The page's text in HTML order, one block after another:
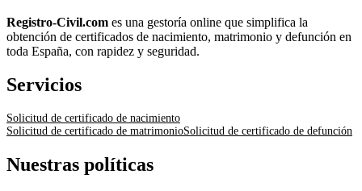
Registro-Civil.com es una gestoría online que simplifica la
obtención de certificados de nacimiento, matrimonio y defunción en
toda España, con rapidez y seguridad.
Servicios
Solicitud de certificado de nacimiento
Solicitud de certificado de matrimonioSolicitud de certificado de defunción
Nuestras políticas